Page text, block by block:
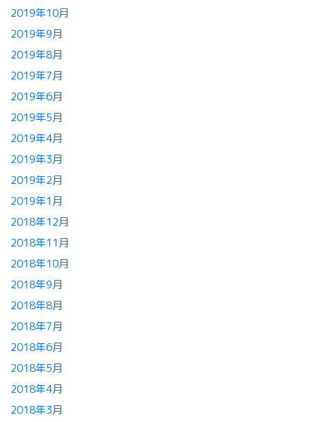
2019年10月
2019年9月
2019年8月
2019年7月
2019年6月
2019年5月
2019年4月
2019年3月
2019年2月
2019年1月
2018年12月
2018年11月
2018年10月
2018年9月
2018年8月
2018年7月
2018年6月
2018年5月
2018年4月
2018年3月